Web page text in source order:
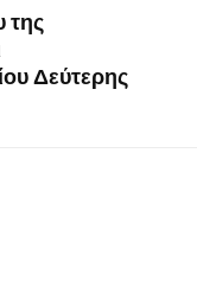
της
Δεύτερης